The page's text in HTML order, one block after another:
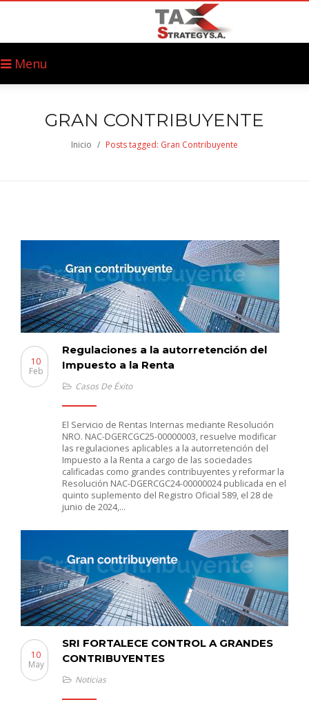
Menu
GRAN CONTRIBUYENTE
Inicio / Posts tagged: Gran Contribuyente
Regulaciones a la autorretención del
Impuesto a la Renta
10
Feb
Casos De Éxito
El Servicio de Rentas Internas mediante Resolución
NRO. NAC-DGERCGC25-00000003, resuelve modificar
las regulaciones aplicables a la autorretención del
Impuesto a la Renta a cargo de las sociedades
calificadas como grandes contribuyentes y reformar la
Resolución NAC-DGERCGC24-00000024 publicada en el
quinto suplemento del Registro Oficial 589, el 28 de
junio de 2024,…
SRI FORTALECE CONTROL A GRANDES
CONTRIBUYENTES
10
May
Noticias